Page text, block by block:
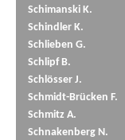
Schimanski K.
Schindler K.
Schlieben G.
Schlipf B.
Schlösser J.
Schmidt-Brücken F.
Schmitz A.
Schnakenberg N.